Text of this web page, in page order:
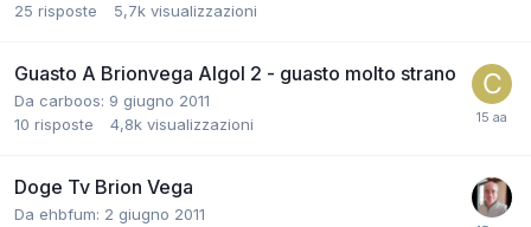
25 risposte 5,7k visualizzazioni
Guasto A Brionvega Algol 2 - guasto molto strano
Da carboos: 9 giugno 2011
10 risposte 4,8k visualizzazioni
Doge Tv Brion Vega
Da ehbfum: 2 giugno 2011